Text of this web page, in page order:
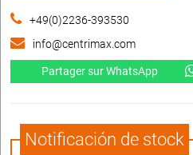
+49(0)2236-393530
info@centrimax.com
Partager sur WhatsApp
Notificación de stock